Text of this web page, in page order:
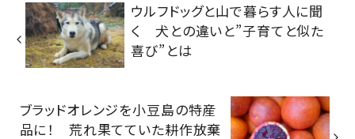
ウルフドッグと山で暮らす人に聞
く 犬との違いと”子育てと似た
喜び”とは
ブラッドオレンジを小豆島の特産
品に！ 荒れ果てていた耕作放棄